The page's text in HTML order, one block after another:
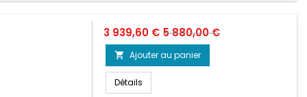
Prix
3 939,60 € Prix
base
5 880,00 €
 Ajouter au panier
Détails